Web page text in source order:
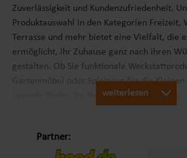
Zuverlässigkeit und Kundenzufriedenheit.
Produktauswahl in den Kategorien Freizeit,
Terrasse und mehr bietet eine Vielfalt, die
ermöglicht, ihr Zuhause ganz nach ihren
gestalten. Ob Sie funktionale
Gartenmöbel oder Spielzeug für die Kleinen
Lemodo finden Sie die passenden Produkte.
weiterlesen
Partner: